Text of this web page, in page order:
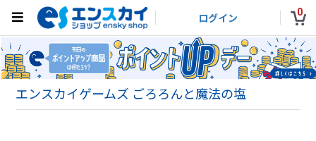
ログイン 0
エンスカイゲームズ ごろろんと魔法の塩